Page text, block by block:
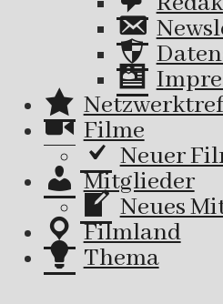
Filme
Neuer
Mitglieder
Neues
Filmland
Thema